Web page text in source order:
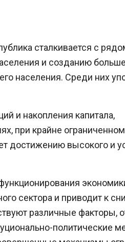
сталкивается с
и созданию
населения. Среди них
и накопления капитала,
при крайне
достижению высокого и
сектора и приводит к
различные факторы,
политические